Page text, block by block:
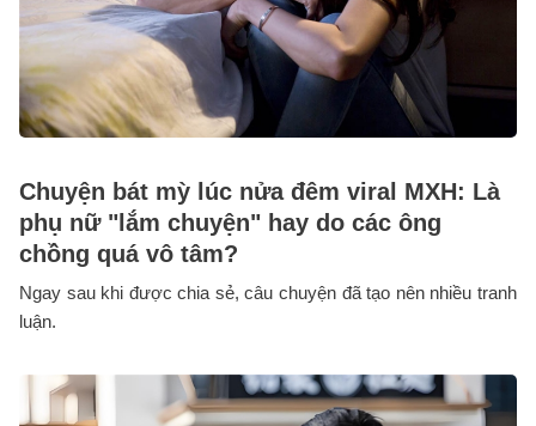
Chuyện bát mỳ lúc nửa đêm viral MXH: Là
phụ nữ "lắm chuyện" hay do các ông
chồng quá vô tâm?
Ngay sau khi được chia sẻ, câu chuyện đã tạo nên nhiều tranh
luận.